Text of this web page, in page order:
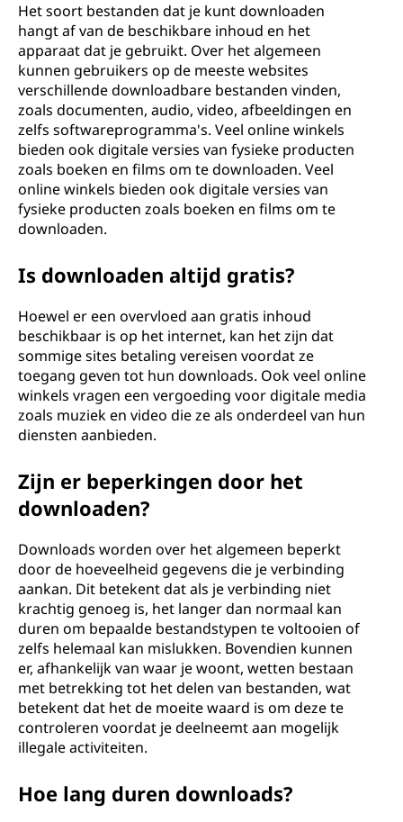
Het soort bestanden dat je kunt downloaden
hangt af van de beschikbare inhoud en het
apparaat dat je gebruikt. Over het algemeen
kunnen gebruikers op de meeste websites
verschillende downloadbare bestanden vinden,
zoals documenten, audio, video, afbeeldingen en
zelfs softwareprogramma's. Veel online winkels
bieden ook digitale versies van fysieke producten
zoals boeken en films om te downloaden. Veel
online winkels bieden ook digitale versies van
fysieke producten zoals boeken en films om te
downloaden.
Is downloaden altijd gratis?
Hoewel er een overvloed aan gratis inhoud
beschikbaar is op het internet, kan het zijn dat
sommige sites betaling vereisen voordat ze
toegang geven tot hun downloads. Ook veel online
winkels vragen een vergoeding voor digitale media
zoals muziek en video die ze als onderdeel van hun
diensten aanbieden.
Zijn er beperkingen door het
downloaden?
Downloads worden over het algemeen beperkt
door de hoeveelheid gegevens die je verbinding
aankan. Dit betekent dat als je verbinding niet
krachtig genoeg is, het langer dan normaal kan
duren om bepaalde bestandstypen te voltooien of
zelfs helemaal kan mislukken. Bovendien kunnen
er, afhankelijk van waar je woont, wetten bestaan
met betrekking tot het delen van bestanden, wat
betekent dat het de moeite waard is om deze te
controleren voordat je deelneemt aan mogelijk
illegale activiteiten.
Hoe lang duren downloads?